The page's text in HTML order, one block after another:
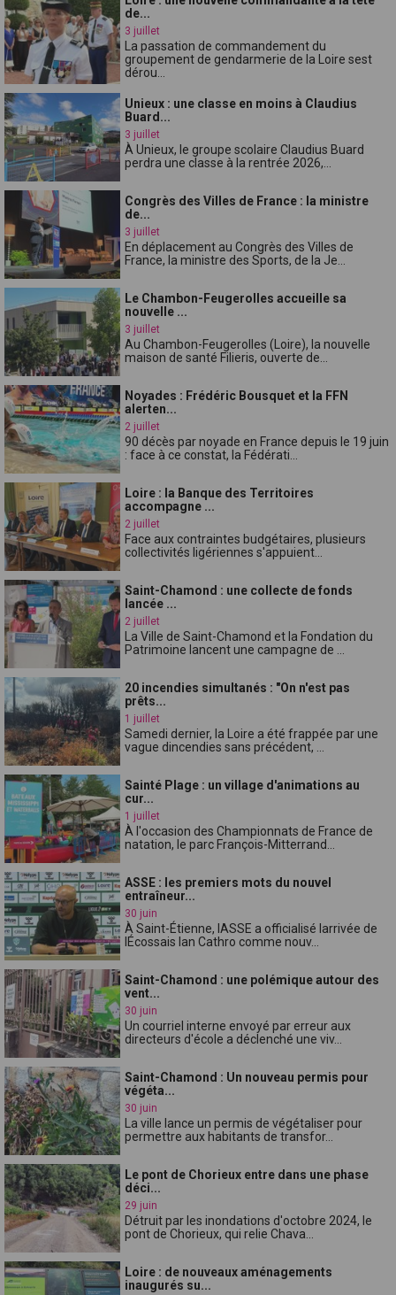
de...
3 juillet
La passation de commandement du
groupement de gendarmerie de la Loire sest
dérou...
Unieux : une classe en moins à Claudius
Buard...
3 juillet
À Unieux, le groupe scolaire Claudius Buard
perdra une classe à la rentrée 2026,...
Congrès des Villes de France : la ministre
de...
3 juillet
En déplacement au Congrès des Villes de
France, la ministre des Sports, de la Je...
Le Chambon-Feugerolles accueille sa
nouvelle ...
3 juillet
Au Chambon-Feugerolles (Loire), la nouvelle
maison de santé Filieris, ouverte de...
Noyades : Frédéric Bousquet et la FFN
alerten...
2 juillet
90 décès par noyade en France depuis le 19 juin
: face à ce constat, la Fédérati...
Loire : la Banque des Territoires
accompagne ...
2 juillet
Face aux contraintes budgétaires, plusieurs
collectivités ligériennes s'appuient...
Saint-Chamond : une collecte de fonds
lancée ...
2 juillet
La Ville de Saint-Chamond et la Fondation du
Patrimoine lancent une campagne de ...
20 incendies simultanés : "On n'est pas
prêts...
1 juillet
Samedi dernier, la Loire a été frappée par une
vague dincendies sans précédent, ...
Sainté Plage : un village d'animations au
cur...
1 juillet
À l'occasion des Championnats de France de
natation, le parc François-Mitterrand...
ASSE : les premiers mots du nouvel
entraîneur...
30 juin
À Saint-Étienne, lASSE a officialisé larrivée de
lÉcossais Ian Cathro comme nouv...
Saint-Chamond : une polémique autour des
vent...
30 juin
Un courriel interne envoyé par erreur aux
directeurs d'école a déclenché une viv...
Saint-Chamond : Un nouveau permis pour
végéta...
30 juin
La ville lance un permis de végétaliser pour
permettre aux habitants de transfor...
Le pont de Chorieux entre dans une phase
déci...
29 juin
Détruit par les inondations d'octobre 2024, le
pont de Chorieux, qui relie Chava...
Loire : de nouveaux aménagements
inaugurés su...